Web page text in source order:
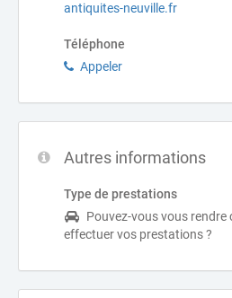
antiquites-neuville.fr
Téléphone
Appeler
Autres informations
Type de prestations
Pouvez-vous vous rendre
effectuer vos prestations ?